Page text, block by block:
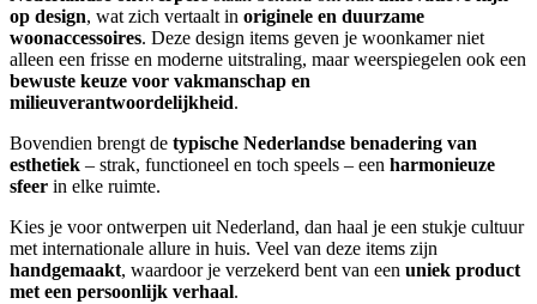
op design, wat zich vertaalt in originele en duurzame
woonaccessoires. Deze design items geven je woonkamer niet
alleen een frisse en moderne uitstraling, maar weerspiegelen ook een
bewuste keuze voor vakmanschap en
milieuverantwoordelijkheid.
Bovendien brengt de typische Nederlandse benadering van
esthetiek – strak, functioneel en toch speels – een harmonieuze
sfeer in elke ruimte.
Kies je voor ontwerpen uit Nederland, dan haal je een stukje cultuur
met internationale allure in huis. Veel van deze items zijn
handgemaakt, waardoor je verzekerd bent van een uniek product
met een persoonlijk verhaal.